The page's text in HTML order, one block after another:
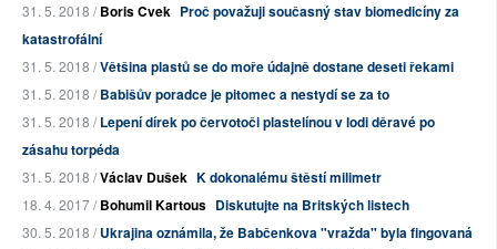
31. 5. 2018 /Boris Cvek Proč považuji současný stav biomedicíny za
katastrofální
31. 5. 2018 /Většina plastů se do moře údajně dostane deseti řekami
31. 5. 2018 /Babišův poradce je pitomec a nestydí se za to
31. 5. 2018 /Lepení dírek po červotoči plastelínou v lodi děravé po
zásahu torpéda
31. 5. 2018 /Václav Dušek K dokonalému štěstí milimetr
18. 4. 2017 /Bohumil Kartous Diskutujte na Britských listech
30. 5. 2018 /Ukrajina oznámila, že Babčenkova "vražda" byla fingovaná